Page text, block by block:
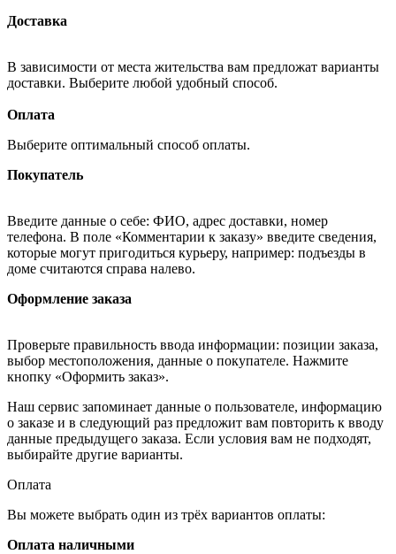
Доставка
В зависимости от места жительства вам предложат варианты
доставки. Выберите любой удобный способ.
Оплата
Выберите оптимальный способ оплаты.
Покупатель
Введите данные о себе: ФИО, адрес доставки, номер
телефона. В поле «Комментарии к заказу» введите сведения,
которые могут пригодиться курьеру, например: подъезды в
доме считаются справа налево.
Оформление заказа
Проверьте правильность ввода информации: позиции заказа,
выбор местоположения, данные о покупателе. Нажмите
кнопку «Оформить заказ».
Наш сервис запоминает данные о пользователе, информацию
о заказе и в следующий раз предложит вам повторить к вводу
данные предыдущего заказа. Если условия вам не подходят,
выбирайте другие варианты.
Оплата
Вы можете выбрать один из трёх вариантов оплаты:
Оплата наличными